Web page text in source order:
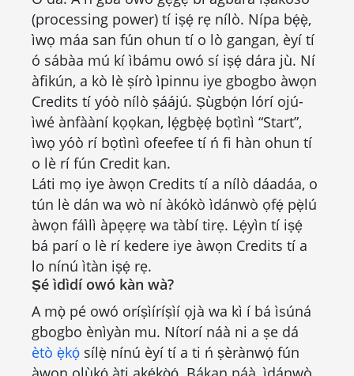
(processing power) tí iṣẹ́ rẹ nílò. Nípa bẹ́ẹ̀,
ìwọ máa san fún ohun tí o lò gangan, èyí tí
ó sábàa mú kí ìbámu owó sí iṣẹ́ dára jù. Ní
àfikún, a kò lè ṣírò ìpinnu iye gbogbo àwọn
Credits tí yóò nílò ṣáájú. Ṣùgbọ́n lórí ojú-
ìwé ànfààní kọọkan, lẹ́gbẹ̀ẹ́ bọtìnì “Start”,
ìwọ yóò rí bọtìnì ofeefee tí ń fi hàn ohun tí
o lè rí fún Credit kan.
Láti mọ iye àwọn Credits tí a nílò dáadáa, o
tún lè dán wa wò ní àkókò ìdánwò ọfẹ́ pẹ̀lú
àwọn fáìlì àpẹẹrẹ wa tàbí tirẹ. Lẹ́yìn tí iṣẹ́
bá parí o lè rí kedere iye àwọn Credits tí a
lo nínú ìtàn iṣẹ́ rẹ.
Ṣé ìdìdí owó kàn wà?
A mọ̀ pé owó oríṣìíríṣìí ọjà wa kì í bá ìsúná
gbogbo ènìyàn mu. Nítorí náà ni a ṣe dá
ètò ẹ̀kọ́ sílẹ̀ nínú èyí tí a ti ń ṣèrànwọ́ fún